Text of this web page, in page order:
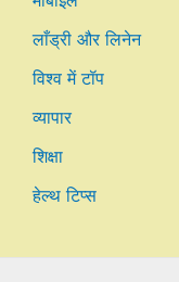
लाँड्री और लिनेन
विश्व में टॉप
व्यापार
शिक्षा
हेल्थ टिप्स